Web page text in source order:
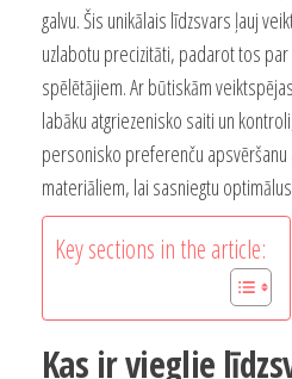
galvu. Šis unikālais līdzsvars ļauj
uzlabotu precizitāti, padarot tos
spēlētājiem. Ar būtiskām
labāku atgriezenisko saiti un
personisko preferenču apsvēršanu
materiāliem, lai sasniegtu
Key sections in the article:
Kas ir vieglie